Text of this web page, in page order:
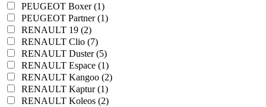
PEUGEOT Boxer (1)
PEUGEOT Partner (1)
RENAULT 19 (2)
RENAULT Clio (7)
RENAULT Duster (5)
RENAULT Espace (1)
RENAULT Kangoo (2)
RENAULT Kaptur (1)
RENAULT Koleos (2)